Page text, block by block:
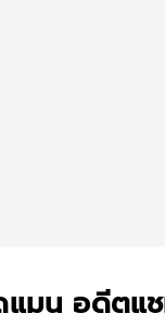
แมน อดีตแ